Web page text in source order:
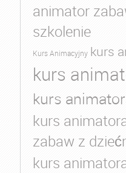
animator
szkolenie
Kurs Animacyjny kurs
kurs
kurs
kurs
zabaw z
kurs